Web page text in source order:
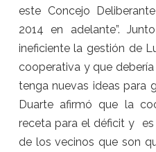
este Concejo
2014 en adelante”.
ineficiente la gestión de
cooperativa y que
tenga nuevas ideas para
Duarte afirmó que la
receta para el déficit y es
de los vecinos que son